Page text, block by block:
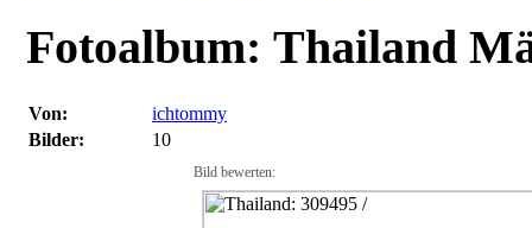
Fotoalbum: Thailand
Von:
ichtommy
Bilder:
10
Bild bewerten: